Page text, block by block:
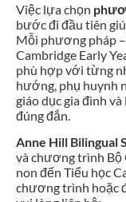
Việc lựa chọn
bước đi đầu tiên
Mỗi phương pháp
Cambridge Early
phù hợp với từng
hướng, phụ huynh
giáo dục gia đình
đúng đắn.
Anne Hill Bilingual
và chương trình
non đến Tiểu học
chương trình hoặc